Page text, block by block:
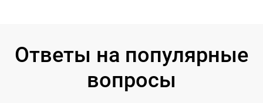
Ответы на популярные
вопросы